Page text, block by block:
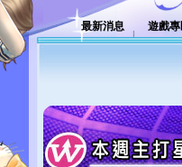
最新消息 遊戲